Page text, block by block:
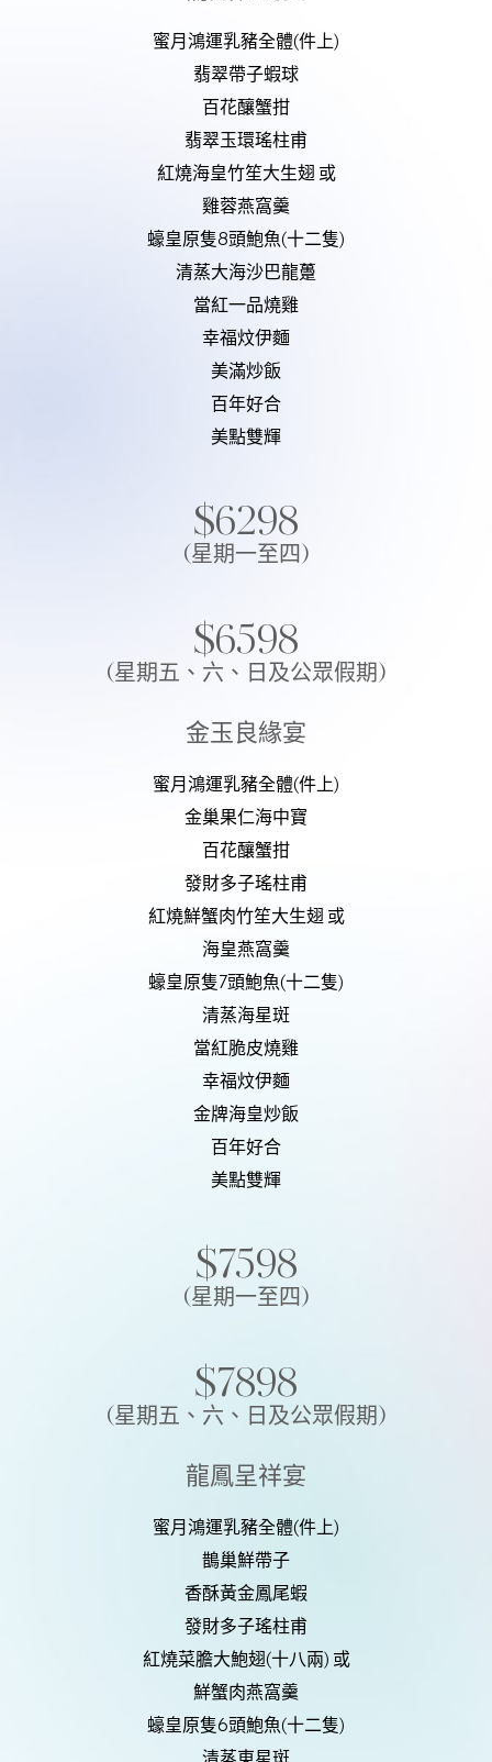
蜜月鴻運乳豬全體(件上)
翡翠帶子蝦球
百花釀蟹拑
翡翠玉環瑤柱甫
紅燒海皇竹笙大生翅 或
雞蓉燕窩羹
蠔皇原隻8頭鮑魚(十二隻)
清蒸大海沙巴龍躉
當紅一品燒雞
幸福炆伊麵
美滿炒飯
百年好合
美點雙輝
$6298
(星期一至四)
$6598
(星期五、六、日及公眾假期)
金玉良緣宴
蜜月鴻運乳豬全體(件上)
金巢果仁海中寶
百花釀蟹拑
發財多子瑤柱甫
紅燒鮮蟹肉竹笙大生翅 或
海皇燕窩羹
蠔皇原隻7頭鮑魚(十二隻)
清蒸海星斑
當紅脆皮燒雞
幸福炆伊麵
金牌海皇炒飯
百年好合
美點雙輝
$7598
(星期一至四)
$7898
(星期五、六、日及公眾假期)
龍鳳呈祥宴
蜜月鴻運乳豬全體(件上)
鵲巢鮮帶子
香酥黃金鳳尾蝦
發財多子瑤柱甫
紅燒菜膽大鮑翅(十八兩) 或
鮮蟹肉燕窩羹
蠔皇原隻6頭鮑魚(十二隻)